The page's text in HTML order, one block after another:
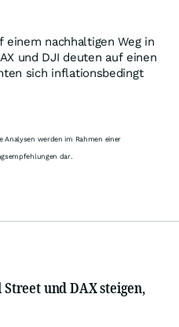
einem nachhaltigen Weg in
und DJI deuten auf einen
sich inflationsbedingt
Analysen werden im Rahmen einer
dar.
und DAX steigen,